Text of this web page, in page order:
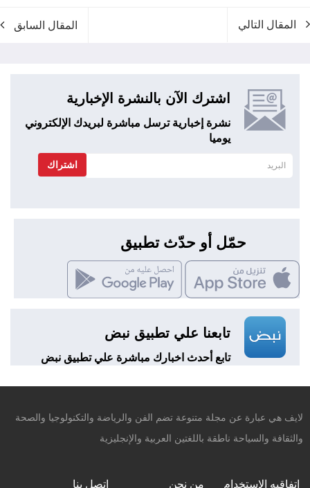
المقال التالي المقال السابق
اشترك الآن بالنشرة الإخبارية
نشرة إخبارية ترسل مباشرة لبريدك الإلكتروني
يوميا
اشتراك
حمّل أو حدّث تطبيق
تابعنا علي تطبيق نبض
تابع أحدث اخبارك مباشرة علي تطبيق نبض
لايف هي عبارة عن مجلة متنوعة تضم الفن والرياضة والتكنولوجيا والصحة
والثقافة والسياحة ناطقة باللغتين العربية والإنجليزية
اتفاقيه الاستخدام من نحن إتصل بنا